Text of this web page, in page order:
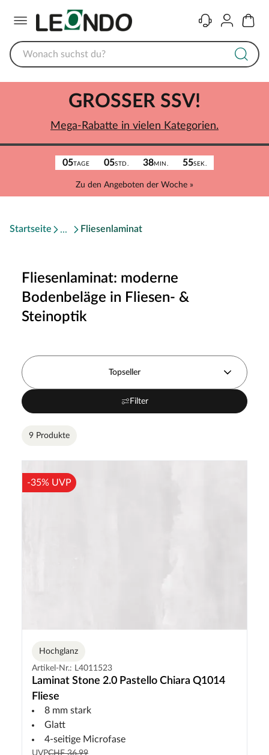
KontaktKonto
05TAGE 05STD. 38MIN. 55SEK.
Zu den Angeboten der Woche »
GROSSER SSV!
Mega-Rabatte in vielen Kategorien.
Startseite Fliesenlaminat
Fliesenlaminat: moderne
Bodenbeläge in Fliesen- &
Steinoptik
Topseller
Filter
9 Produkte
-35% UVP
Hochglanz
Artikel-Nr.: L4011523
Laminat Stone 2.0 Pastello Chiara Q1014
Fliese
8 mm stark
Glatt
4-seitige Microfase